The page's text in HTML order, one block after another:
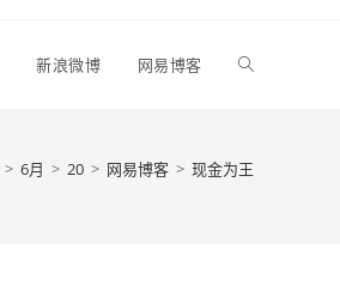
新浪微博 网易博客 Toggle
> 6月 > 20 > 网易博客 > 现金为王